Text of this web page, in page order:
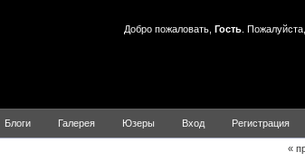
Добро пожаловать, Гость . Пожалуйста,
Блоги Галерея Юзеры Вход Регистрация
«